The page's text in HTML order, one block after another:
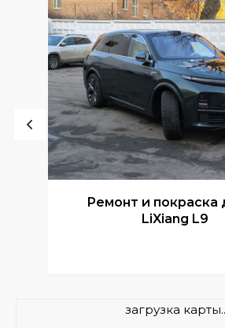
Ремонт и покраска
LiXiang L9
загрузка